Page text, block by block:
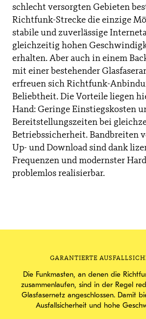
schlecht versorgten Gebieten
Richtfunk-Strecke die einzige
stabile und zuverlässige
gleichzeitig hohen
erhalten. Aber auch in einem
mit einer bestehender
erfreuen sich Richtfunk-
Beliebtheit. Die Vorteile liegen
Hand: Geringe Einstiegskosten
Bereitstellungszeiten bei
Betriebssicherheit. Bandbreiten
Up- und Download sind dank
Frequenzen und modernster
problemlos realisierbar.
GARANTIERTE
Die Funkmasten, an denen die
zusammenlaufen, sind in der Regel
Glasfasernetz angeschlossen. Damit
Ausfallsicherheit und hohe